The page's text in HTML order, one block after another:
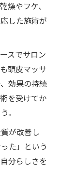
燥やフケ、
した施術が
スでサロン
頭皮マッサ
効果の持続
を受けてか
。
が改善し
た」という
分らしさを